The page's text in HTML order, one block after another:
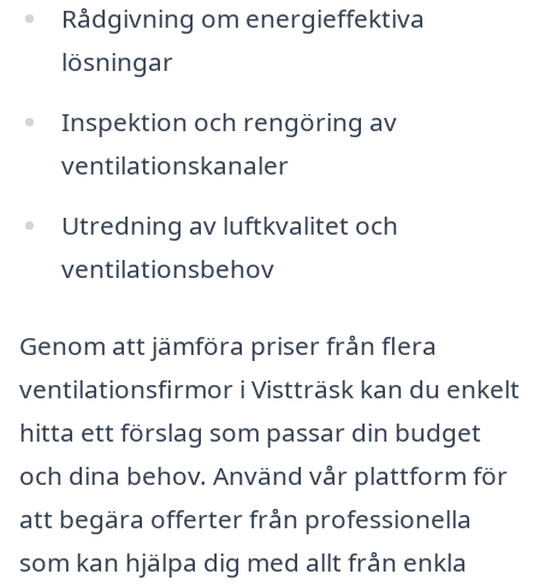
Rådgivning om energieffektiva
lösningar
Inspektion och rengöring av
ventilationskanaler
Utredning av luftkvalitet och
ventilationsbehov
Genom att jämföra priser från flera
ventilationsfirmor i Vistträsk kan du enkelt
hitta ett förslag som passar din budget
och dina behov. Använd vår plattform för
att begära offerter från professionella
som kan hjälpa dig med allt från enkla